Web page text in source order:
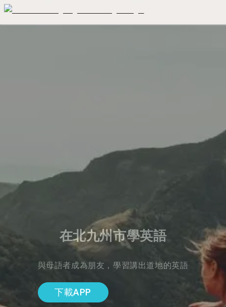
在北九州市學英語
與母語者成為朋友，學習講出道地的英語
下載APP